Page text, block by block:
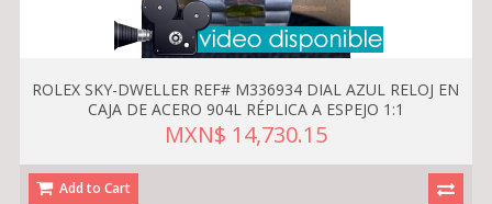
ROLEX SKY-DWELLER REF# M336934 DIAL AZUL RELOJ EN
CAJA DE ACERO 904L RÉPLICA A ESPEJO 1:1
MXN$ 14,730.15
Add to Cart